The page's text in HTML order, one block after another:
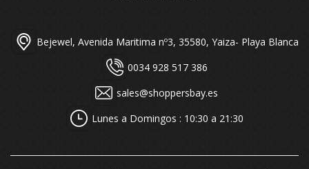
Bejewel, Avenida Maritima nº3, 35580, Yaiza- Playa Blanca
0034 928 517 386
sales@shoppersbay.es
Lunes a Domingos : 10:30 a 21:30